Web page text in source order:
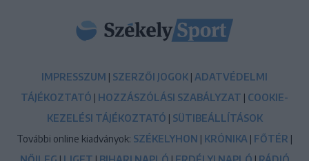
IMPRESSZUM | SZERZŐI JOGOK | ADATVÉDELMI
TÁJÉKOZTATÓ | HOZZÁSZÓLÁSI SZABÁLYZAT | COOKIE-
KEZELÉSI TÁJÉKOZTATÓ | SÜTIBEÁLLÍTÁSOK
További online kiadványok: SZÉKELYHON | KRÓNIKA | FŐTÉR |